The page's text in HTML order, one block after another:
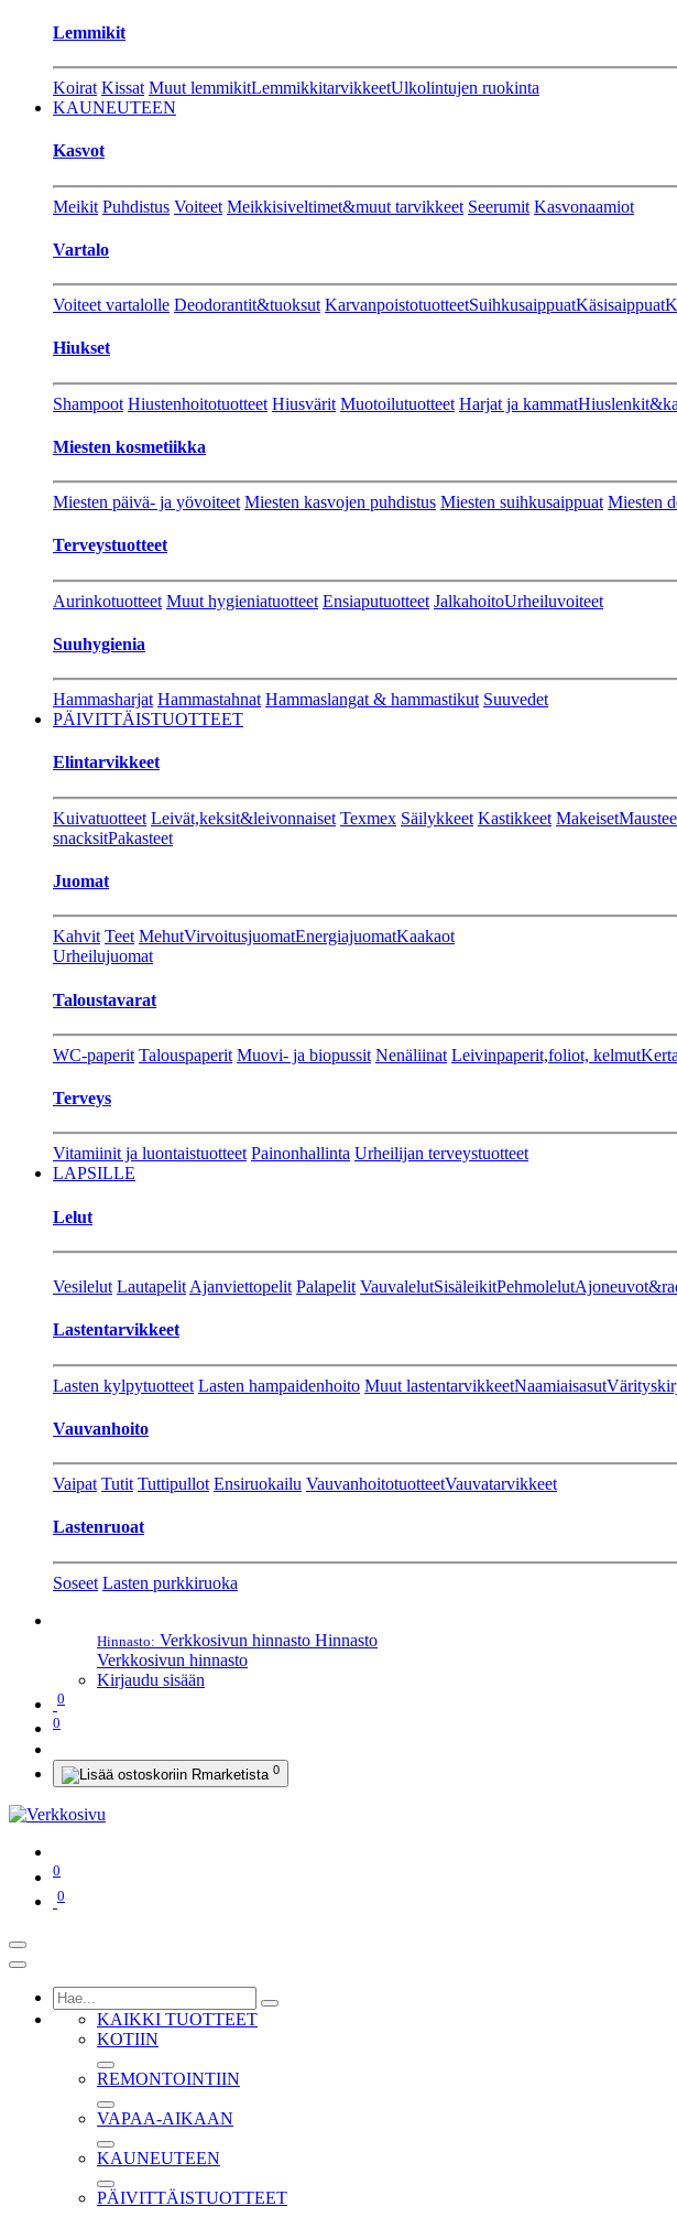
Lemmikit
Koirat Kissat Muut lemmikitLemmikkitarvikkeetUlkolintujen ruokinta
KAUNEUTEEN
Kasvot
Meikit Puhdistus Voiteet Meikkisiveltimet&muut tarvikkeet Seerumit Kasvonaamiot
Vartalo
Voiteet vartalolle Deodorantit&tuoksut KarvanpoistotuotteetSuihkusaippuatKäsisaippuat
Hiukset
Shampoot Hiustenhoitotuotteet Hiusvärit Muotoilutuotteet Harjat ja kammat
Miesten kosmetiikka
Miesten päivä- ja yövoiteet Miesten kasvojen puhdistus Miesten suihkusaippuat Miesten
Terveystuotteet
Aurinkotuotteet Muut hygieniatuotteet Ensiaputuotteet JalkahoitoUrheiluvoiteet
Suuhygienia
Hammasharjat Hammastahnat Hammaslangat & hammastikut Suuvedet
PÄIVITTÄISTUOTTEET
Elintarvikkeet
Kuivatuotteet Leivät,keksit&leivonnaiset Texmex Säilykkeet Kastikkeet Makeiset
snacksitPakasteet
Juomat
Kahvit Teet MehutVirvoitusjuomatEnergiajuomatKaakaot
Urheilujuomat
Taloustavarat
WC-paperit Talouspaperit Muovi- ja biopussit Nenäliinat Leivinpaperit,foliot, kelmut
Terveys
Vitamiinit ja luontaistuotteet Painonhallinta Urheilijan terveystuotteet
LAPSILLE
Lelut
Vesilelut Lautapelit Ajanviettopelit Palapelit VauvalelutSisäleikitPehmolelut
Lastentarvikkeet
Lasten kylpytuotteet Lasten hampaidenhoito Muut lastentarvikkeetNaamiaisasut
Vauvanhoito
Vaipat Tutit Tuttipullot Ensiruokailu VauvanhoitotuotteetVauvatarvikkeet
Lastenruoat
Soseet Lasten purkkiruoka
Hinnasto: Verkkosivun hinnasto Hinnasto
Verkkosivun hinnasto
Kirjaudu sisään
0
0
0
0
0
KAIKKI TUOTTEET
KOTIIN
REMONTOINTIIN
VAPAA-AIKAAN
KAUNEUTEEN
PÄIVITTÄISTUOTTEET